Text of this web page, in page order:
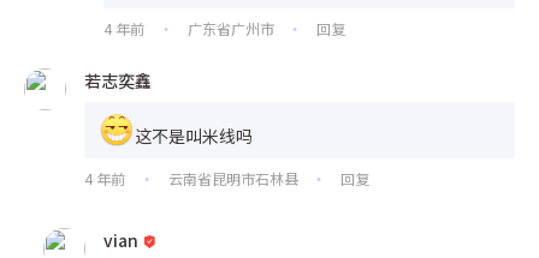
4 年前 • 广东省广州市 • 回复
若志奕鑫
这不是叫米线吗
4 年前 • 云南省昆明市石林县 • 回复
vian